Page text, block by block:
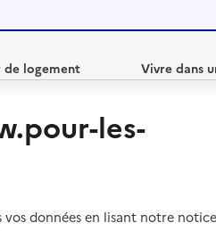
de logement
à se poser
Vivre dans
Les
médicalisés
Préparer
Aides
les-
données en lisant notre notice